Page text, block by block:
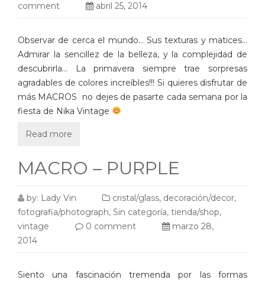
comment
abril 25, 2014
Observar de cerca el mundo… Sus texturas y matices…
Admirar la sencillez de la belleza, y la complejidad de
descubrirla… La primavera siempre trae sorpresas
agradables de colores increíbles!!! Si quieres disfrutar de
más MACROS no dejes de pasarte cada semana por la
fiesta de Nika Vintage
Read more
MACRO – PURPLE
by: Lady Vin cristal/glass, decoración/decor,
fotografia/photograph, Sin categoría, tienda/shop,
vintage
0 comment
marzo 28,
2014
Siento una fascinación tremenda por las formas